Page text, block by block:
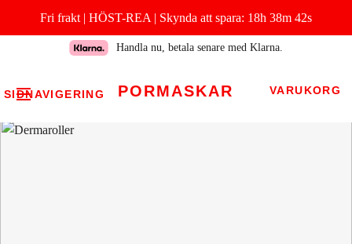
Fri frakt | HÖST-REA | Skynda att spara: 18h 38m 41s
Handla nu, betala senare med Klarna.
SIDNAVIGERING PORMASKAR VARUKORG